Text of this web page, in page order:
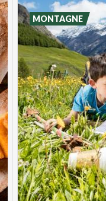
MONTAGNE